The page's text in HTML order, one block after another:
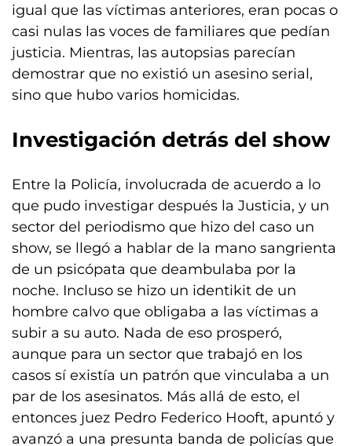
igual que las víctimas anteriores, eran pocas o
casi nulas las voces de familiares que pedían
justicia. Mientras, las autopsias parecían
demostrar que no existió un asesino serial,
sino que hubo varios homicidas.
Investigación detrás del show
Entre la Policía, involucrada de acuerdo a lo
que pudo investigar después la Justicia, y un
sector del periodismo que hizo del caso un
show, se llegó a hablar de la mano sangrienta
de un psicópata que deambulaba por la
noche. Incluso se hizo un identikit de un
hombre calvo que obligaba a las víctimas a
subir a su auto. Nada de eso prosperó,
aunque para un sector que trabajó en los
casos sí existía un patrón que vinculaba a un
par de los asesinatos. Más allá de esto, el
entonces juez Pedro Federico Hooft, apuntó y
avanzó a una presunta banda de policías que